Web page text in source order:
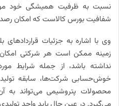
نسبت به ظرفیت همیشگی خود
شفافیت بورس کالاست که امکان
وی با اشاره به جزئیات
زمینه ممکن است هر شرکتی امکان
نداشته باشد، از جمله شرایط
خوش‌حسابی شرکت‌ها، سابقه
محصولات پتروشیمی می‌تواند به